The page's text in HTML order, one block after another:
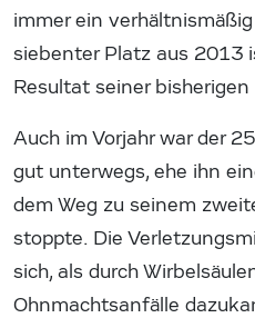
immer ein
siebenter Platz aus 2013
Resultat seiner
Auch im Vorjahr war der
gut unterwegs, ehe ihn
dem Weg zu seinem
stoppte. Die
sich, als durch
Ohnmachtsanfälle